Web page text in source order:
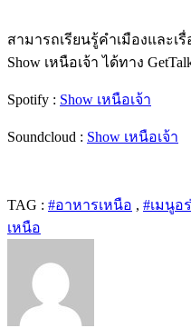
สามารถเรียนรู้คำเมืองและ
Show เหนือเจ้า ได้ทาง
Spotify : Show เหนือเจ้า
Soundcloud : Show เหนือเจ้า
TAG : #อาหารเหนือ , #เมนูอ
เหนือ